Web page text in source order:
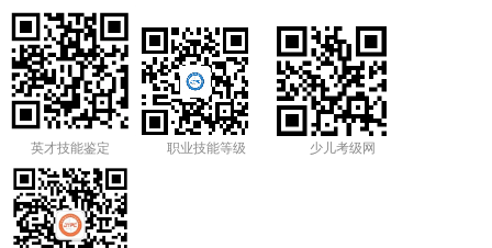
英才技能鉴定 职业技能等级 少儿考级网